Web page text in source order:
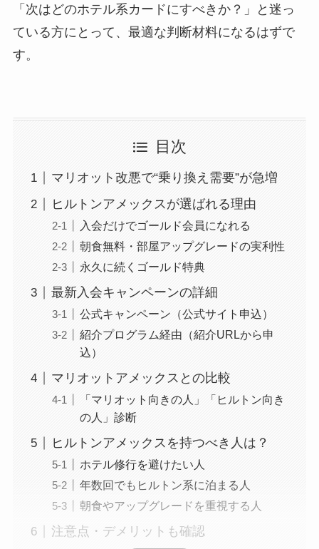
「次はどのホテル系カードにすべきか？」と迷っ
ている方にとって、最適な判断材料になるはずで
す。
目次
マリオット改悪で“乗り換え需要”が急増
ヒルトンアメックスが選ばれる理由
入会だけでゴールド会員になれる
朝食無料・部屋アップグレードの実利性
永久に続くゴールド特典
最新入会キャンペーンの詳細
公式キャンペーン（公式サイト申込）
紹介プログラム経由（紹介URLから申
込）
マリオットアメックスとの比較
「マリオット向きの人」「ヒルトン向き
の人」診断
ヒルトンアメックスを持つべき人は？
ホテル修行を避けたい人
年数回でもヒルトン系に泊まる人
朝食やアップグレードを重視する人
注意点・デメリットも確認